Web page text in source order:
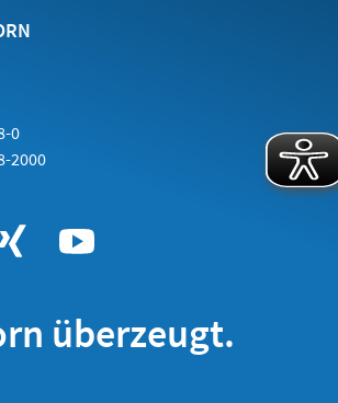
0
2000
überzeugt.